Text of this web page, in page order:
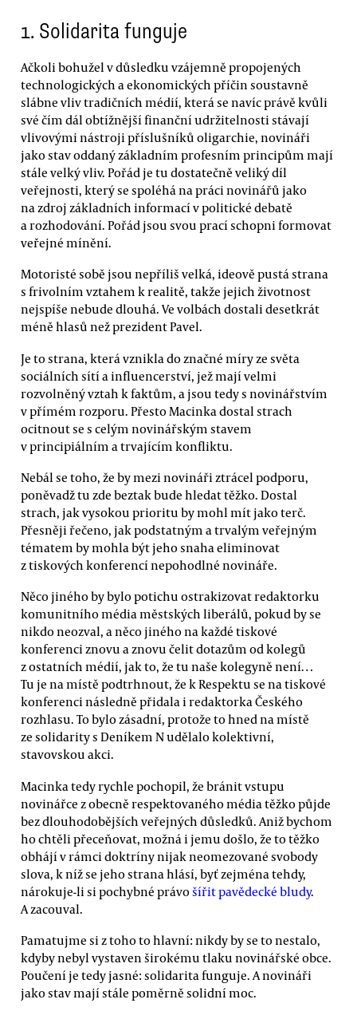
1. Solidarita funguje
Ačkoli bohužel v důsledku vzájemně propojených
technologických a ekonomických příčin soustavně
slábne vliv tradičních médií, která se navíc právě kvůli
své čím dál obtížnější finanční udržitelnosti stávají
vlivovými nástroji příslušníků oligarchie, novináři
jako stav oddaný základním profesním principům mají
stále velký vliv. Pořád je tu dostatečně veliký díl
veřejnosti, který se spoléhá na práci novinářů jako
na zdroj základních informací v politické debatě
a rozhodování. Pořád jsou svou prací schopni formovat
veřejné mínění.
Motoristé sobě jsou nepříliš velká, ideově pustá strana
s frivolním vztahem k realitě, takže jejich životnost
nejspíše nebude dlouhá. Ve volbách dostali desetkrát
méně hlasů než prezident Pavel.
Je to strana, která vznikla do značné míry ze světa
sociálních sítí a influencerství, jež mají velmi
rozvolněný vztah k faktům, a jsou tedy s novinářstvím
v přímém rozporu. Přesto Macinka dostal strach
ocitnout se s celým novinářským stavem
v principiálním a trvajícím konfliktu.
Nebál se toho, že by mezi novináři ztrácel podporu,
poněvadž tu zde beztak bude hledat těžko. Dostal
strach, jak vysokou prioritu by mohl mít jako terč.
Přesněji řečeno, jak podstatným a trvalým veřejným
tématem by mohla být jeho snaha eliminovat
z tiskových konferencí nepohodlné novináře.
Něco jiného by bylo potichu ostrakizovat redaktorku
komunitního média městských liberálů, pokud by se
nikdo neozval, a něco jiného na každé tiskové
konferenci znovu a znovu čelit dotazům od kolegů
z ostatních médií, jak to, že tu naše kolegyně není…
Tu je na místě podtrhnout, že k Respektu se na tiskové
konferenci následně přidala i redaktorka Českého
rozhlasu. To bylo zásadní, protože to hned na místě
ze solidarity s Deníkem N udělalo kolektivní,
stavovskou akci.
Macinka tedy rychle pochopil, že bránit vstupu
novinářce z obecně respektovaného média těžko půjde
bez dlouhodobějších veřejných důsledků. Aniž bychom
ho chtěli přeceňovat, možná i jemu došlo, že to těžko
obhájí v rámci doktríny nijak neomezované svobody
slova, k níž se jeho strana hlásí, byť zejména tehdy,
nárokuje-li si pochybné právošířit pavědecké bludy.
A zacouval.
Pamatujme si z toho to hlavní: nikdy by se to nestalo,
kdyby nebyl vystaven širokému tlaku novinářské obce.
Poučení je tedy jasné: solidarita funguje. A novináři
jako stav mají stále poměrně solidní moc.